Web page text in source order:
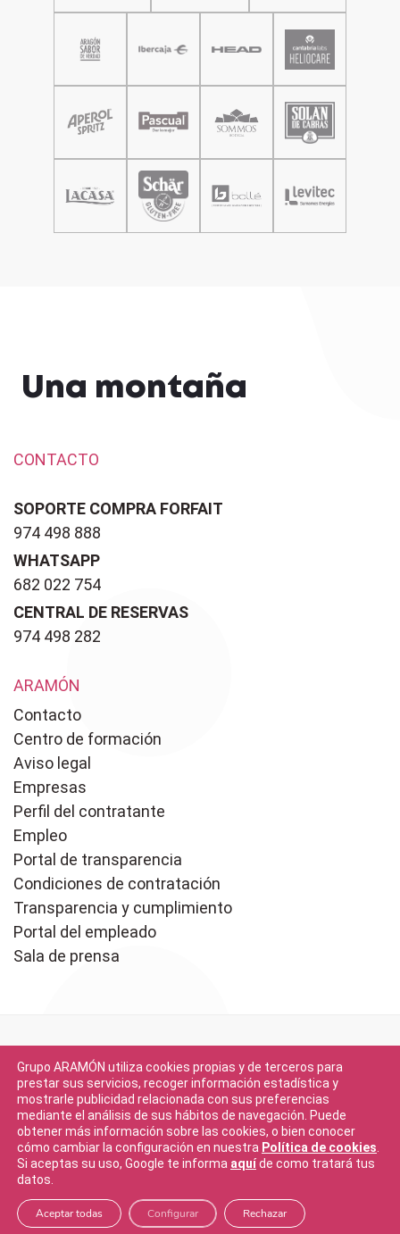
Una montaña
CONTACTO
SOPORTE COMPRA FORFAIT
974 498 888
WHATSAPP
682 022 754
CENTRAL DE RESERVAS
974 498 282
ARAMÓN
Contacto
Centro de formación
Aviso legal
Empresas
Perfil del contratante
Empleo
Portal de transparencia
Condiciones de contratación
Transparencia y cumplimiento
Portal del empleado
Sala de prensa
Descargar en
App Store
Google Play
Grupo ARAMÓN utiliza cookies propias y de terceros para
prestar sus servicios, recoger información estadística y
mostrarle publicidad relacionada con sus preferencias
mediante el análisis de sus hábitos de navegación. Puede
obtener más información sobre las cookies, o bien conocer
cómo cambiar la configuración en nuestra Política de cookies
Si aceptas su uso, Google te informa aquíde como tratará tus
datos.
Aceptar todas Rechazar
Configurar